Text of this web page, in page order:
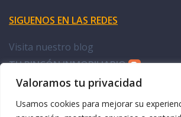
Valoramos tu privacidad
Usamos cookies para mejorar su
SIGUENOS EN LAS REDES
Visita nuestro blog
TU RINCÓN INMOBILIARIO
Facebook Doña Casa